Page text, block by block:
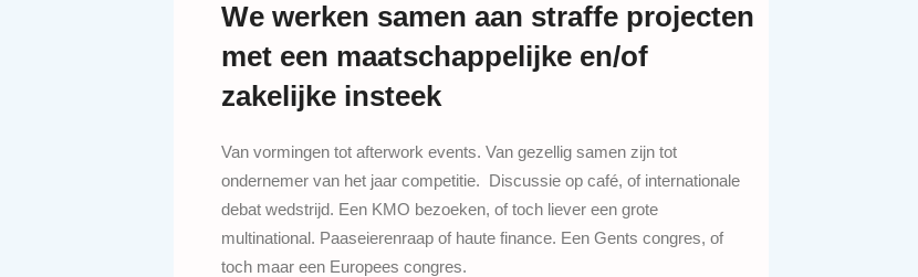
We werken samen aan straffe projecten
met een maatschappelijke en/of
zakelijke insteek
Van vormingen tot afterwork events. Van gezellig samen zijn tot
ondernemer van het jaar competitie. Discussie op café, of internationale
debat wedstrijd. Een KMO bezoeken, of toch liever een grote
multinational. Paaseierenraap of haute finance. Een Gents congres, of
toch maar een Europees congres.